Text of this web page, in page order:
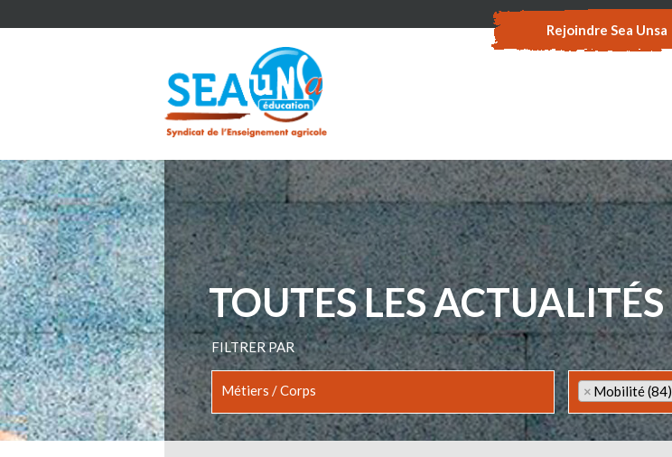
Rejoindre Sea Unsa
TOUTES LES ACTUALITÉS
FILTRER PAR
× Mobilité (84)